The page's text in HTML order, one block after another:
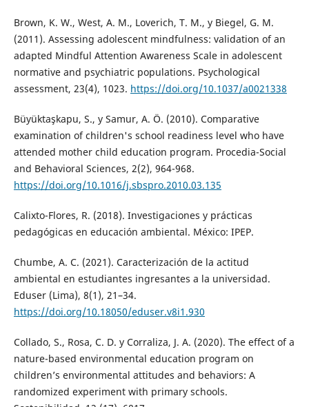
Brown, K. W., West, A. M., Loverich, T. M., y Biegel, G. M.
(2011). Assessing adolescent mindfulness: validation of an
adapted Mindful Attention Awareness Scale in adolescent
normative and psychiatric populations. Psychological
assessment, 23(4), 1023. https://doi.org/10.1037/a0021338
Büyüktaşkapu, S., y Samur, A. Ö. (2010). Comparative
examination of children's school readiness level who have
attended mother child education program. Procedia-Social
and Behavioral Sciences, 2(2), 964-968.
https://doi.org/10.1016/j.sbspro.2010.03.135
Calixto-Flores, R. (2018). Investigaciones y prácticas
pedagógicas en educación ambiental. México: IPEP.
Chumbe, A. C. (2021). Caracterización de la actitud
ambiental en estudiantes ingresantes a la universidad.
Eduser (Lima), 8(1), 21–34.
https://doi.org/10.18050/eduser.v8i1.930
Collado, S., Rosa, C. D. y Corraliza, J. A. (2020). The effect of a
nature-based environmental education program on
children’s environmental attitudes and behaviors: A
randomized experiment with primary schools.